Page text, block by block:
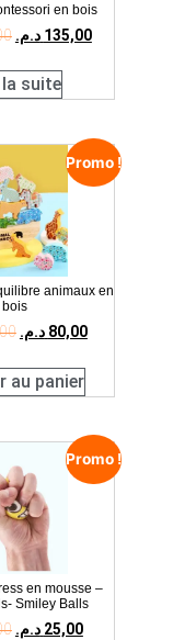
en bois
135,00 د.م.
la suite
Promo !
animaux en
bois
80,00 د.م.
au panier
Promo !
en mousse –
Smiley Balls
25,00 د.م.